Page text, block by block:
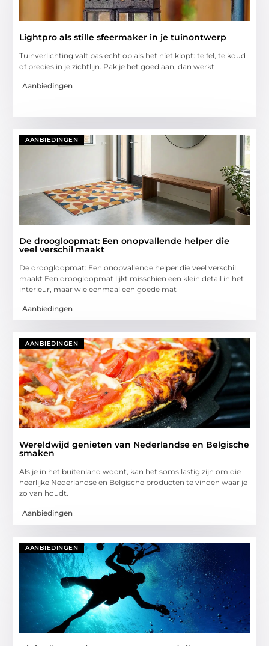
Lightpro als stille sfeermaker in je tuinontwerp
Tuinverlichting valt pas echt op als het níet klopt: te fel, te koud
of precies in je zichtlijn. Pak je het goed aan, dan werkt
Aanbiedingen
AANBIEDINGEN
De droogloopmat: Een onopvallende helper die
veel verschil maakt
De droogloopmat: Een onopvallende helper die veel verschil
maakt Een droogloopmat lijkt misschien een klein detail in het
interieur, maar wie eenmaal een goede mat
Aanbiedingen
AANBIEDINGEN
Wereldwijd genieten van Nederlandse en Belgische
smaken
Als je in het buitenland woont, kan het soms lastig zijn om die
heerlijke Nederlandse en Belgische producten te vinden waar je
zo van houdt.
Aanbiedingen
AANBIEDINGEN